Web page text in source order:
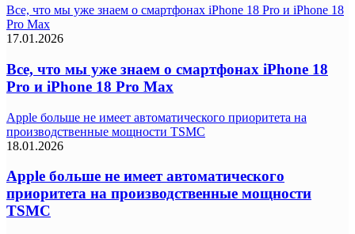
Все, что мы уже знаем о смартфонах iPhone 18 Pro и iPhone 18
Pro Max
17.01.2026
Все, что мы уже знаем о смартфонах iPhone 18
Pro и iPhone 18 Pro Max
Apple больше не имеет автоматического приоритета на
производственные мощности TSMC
18.01.2026
Apple больше не имеет автоматического
приоритета на производственные мощности
TSMC